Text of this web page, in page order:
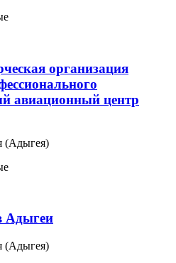
организация
авиационный центр
(Адыгея)
Адыгеи
(Адыгея)